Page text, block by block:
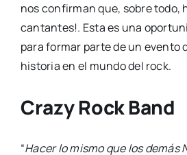
nos confirman que, sobre todo,
cantantes!. Esta es una
para formar parte de un evento
historia en el mundo del rock.
Crazy Rock Band
“Hacer lo mismo que los demás